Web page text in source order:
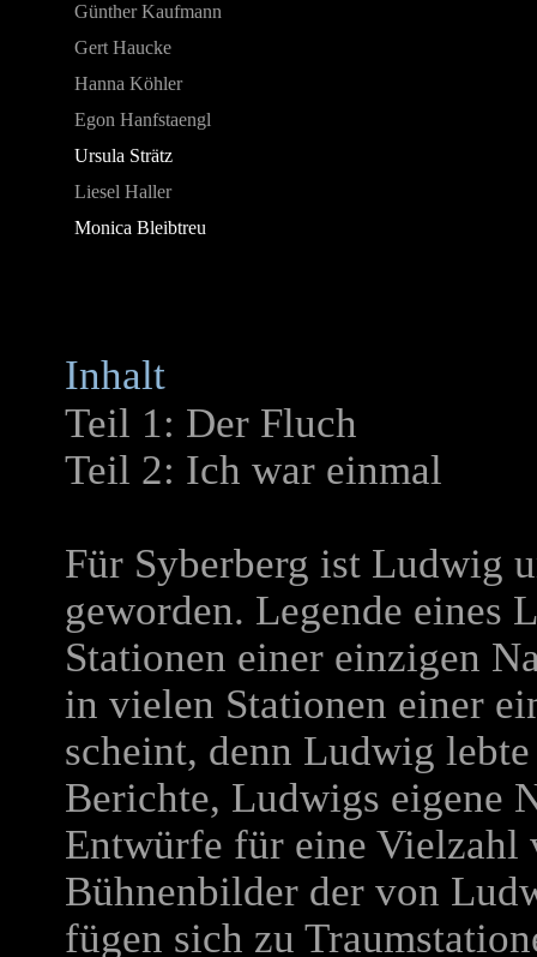
Günther Kaufmann
Gert Haucke
Hanna Köhler
Egon Hanfstaengl
Ursula Strätz
Liesel Haller
Monica Bleibtreu
Inhalt
Teil 1: Der Fluch
Teil 2: Ich war einmal
Für Syberberg ist Ludwig
geworden. Legende eines
Stationen einer einzigen
in vielen Stationen einer
scheint, denn Ludwig
Berichte, Ludwigs eigene
Entwürfe für eine Vielzahl
Bühnenbilder der von
fügen sich zu